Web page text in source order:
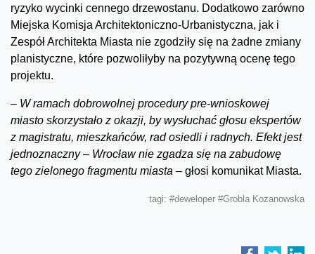
ryzyko wycinki cennego drzewostanu. Dodatkowo zarówno
Miejska Komisja Architektoniczno-Urbanistyczna, jak i
Zespół Architekta Miasta nie zgodziły się na żadne zmiany
planistyczne, które pozwoliłyby na pozytywną ocenę tego
projektu.
– W ramach dobrowolnej procedury pre-wnioskowej
miasto skorzystało z okazji, by wysłuchać głosu ekspertów
z magistratu, mieszkańców, rad osiedli i radnych. Efekt jest
jednoznaczny – Wrocław nie zgadza się na zabudowę
tego zielonego fragmentu miasta – głosi komunikat Miasta.
tagi: #deweloper #Grobla Kozanowska